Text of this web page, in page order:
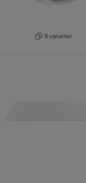
8 varianter